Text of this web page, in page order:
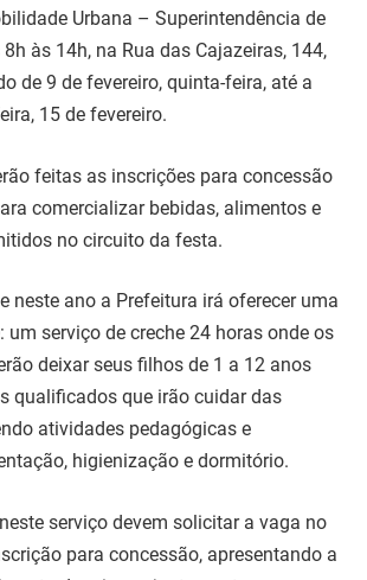
Urbana – Superintendência de
às 14h, na Rua das Cajazeiras, 144,
de 9 de fevereiro, quinta-feira, até a
15 de fevereiro.
feitas as inscrições para concessão
comercializar bebidas, alimentos e
no circuito da festa.
neste ano a Prefeitura irá oferecer uma
um serviço de creche 24 horas onde os
deixar seus filhos de 1 a 12 anos
qualificados que irão cuidar das
atividades pedagógicas e
higienização e dormitório.
serviço devem solicitar a vaga no
para concessão, apresentando a